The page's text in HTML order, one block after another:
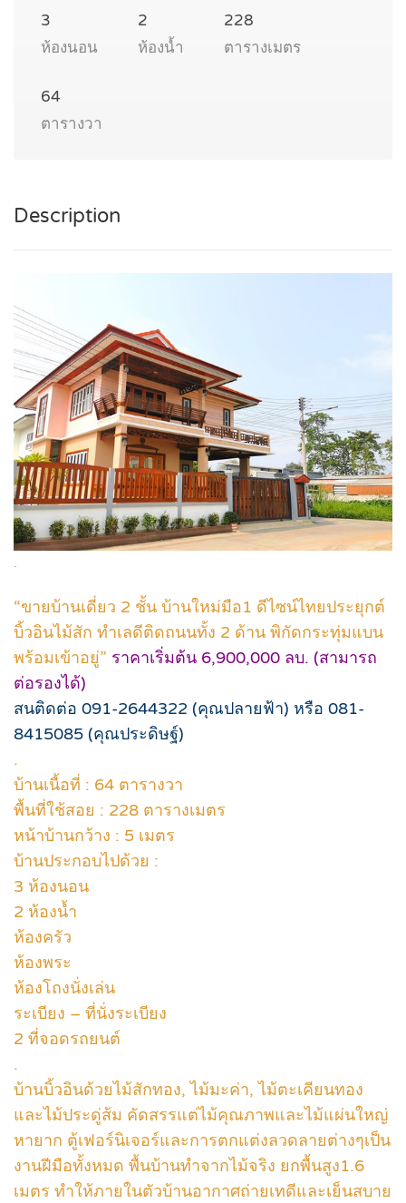
3
ห้องนอน
2
ห้องน้ำ
228
ตารางเมตร
64
ตารางวา
Description
.
“ขายบ้านเดี่ยว 2 ชั้น บ้านใหม่มือ1 ดีไซน์ไทยประยุกต์
บิ้วอินไม้สัก ทำเลดีติดถนนทั้ง 2 ด้าน พิกัดกระทุ่มแบน
พร้อมเข้าอยู่” ราคาเริ่มต้น 6,900,000 ลบ. (สามารถ
ต่อรองได้)
สนติดต่อ 091-2644322 (คุณปลายฟ้า) หรือ 081-
8415085 (คุณประดิษฐ์)
.
บ้านเนื้อที่ : 64 ตารางวา
พื้นที่ใช้สอย : 228 ตารางเมตร
หน้าบ้านกว้าง : 5 เมตร
บ้านประกอบไปด้วย :
3 ห้องนอน
2 ห้องน้ำ
ห้องครัว
ห้องพระ
ห้องโถงนั่งเล่น
ระเบียง – ที่นั่งระเบียง
2 ที่จอดรถยนต์
.
บ้านบิ้วอินด้วยไม้สักทอง, ไม้มะค่า, ไม้ตะเคียนทอง
และไม้ประดู่ส้ม คัดสรรแต่ไม้คุณภาพและไม้แผ่นใหญ่
หายาก ตู้เฟอร์นิเจอร์และการตกแต่งลวดลายต่างๆเป็น
งานฝีมือทั้งหมด พื้นบ้านทำจากไม้จริง ยกพื้นสูง1.6
เมตร ทำให้ภายในตัวบ้านอากาศถ่ายเทดีและเย็นสบาย